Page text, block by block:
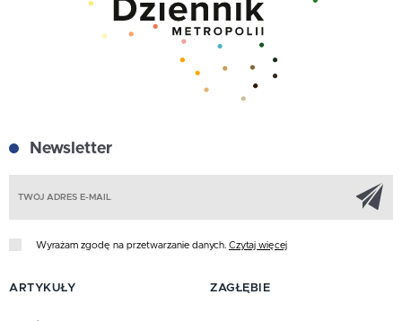
Newsletter
Wyrażam zgodę na przetwarzanie danych. Czytaj więcej
ARTYKUŁY ZAGŁĘBIE